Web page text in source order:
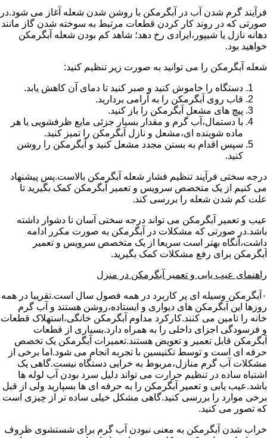
فرآیند گرم شدن آب در آبگرمکن با روشن شدن شعله آغاز می شود.در
صورتی که در روند کار کردن قطعات مرتبط به سوخته شدن گاز مانند
دهانه نازل یا شیپور،ایرادی رخ دهد؛ شاهد کم بودن شعله آبگرمکن
خواهید بود.
شعله آبگرمکن را می توانید به صورت زیر تنظیم کنید:
دستگاه را خاموش کنید و صبر کنید تا دمای آن کاهش یابد.
قاب روی آبگرمکن را به آرامی بردارید.
پیچ های مشعل آبگرمکن را باز کنید.
با دستمال،آب گرم و مقدار بسیار جزئی مایع ظرفشویی یا هر
ماده شوینده ای،مشعل و نازل آبگرمکن را تمیز کنید.
سپس اقدام به بستن مجدد مشعل کنید و آبگرمکن را روشن
کنید.
درجه سختی فرآیند تنظیم فشار شعله آبگرمکن بالاست.پس پیشنهاد
می کنیم از یک متخصص سرویس و تعمیر آبگرمکن کمک بگیرید تا
علت کم شدن شعله را بررسی کند.
عیب و تعمیر آبگرمکن می تواند درجه سختی آسان تا دشوار داشته
باشد.در صورتی که مشکلات در آبگرمکن به صورت مکرر ادامه
داشت،آنگاه بهتر است سریعا از یک متخصص سرویس و تعمیر
آبگرمکن برای رفع مشکلات کمک بگیرید.
راهنمای عیب یابی و تعمیر آبگرمکن در منزل
۰آبگرمکن وسیله ای پر کاربرد در همه فصول سال است.تقریبا در همه
روزها این آبگرمکن های دیواری و ایستاده،روشن هستند و آب گرم
خانه را تامین می کنند.کارکرد مداوم آبگرمکن خانگی،استهلاک قطعات
و فرسودگی اجزای داخلی را به همراه دارد.بسیاری از قطعات
آبگرمکن قابل تعمیر و تعویض هستند.تعمیرات آبگرمکن یک تخصص
حرفه ای است و توسط تکنیسین با تجربه انجام می شود.اما برخی از
مشکلات آب گرم منازل،مربوط به خرابی دستگاه نیست.گاهی یک
اشتباه ساده در تنظیم حرارت می تواند دلیل سرد بودن آب لوله ها
باشد.عیب یابی و تعمیر آبگرمکن را به حرفه ای ها بسپارید ولی از قبل
برخی موارد را بررسی کنید.گاهی مشکل خیلی ساده تر از چیزی است
که تصور می کنید.
خراب شدن آبگرمکن به معنی نبودن آب گرم برای شستشوی ظروف